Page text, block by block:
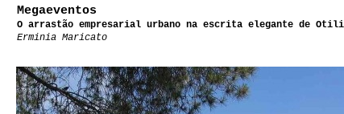
Megaeventos
O arrastão empresarial urbano na escrita elegante de
Erminia Maricato